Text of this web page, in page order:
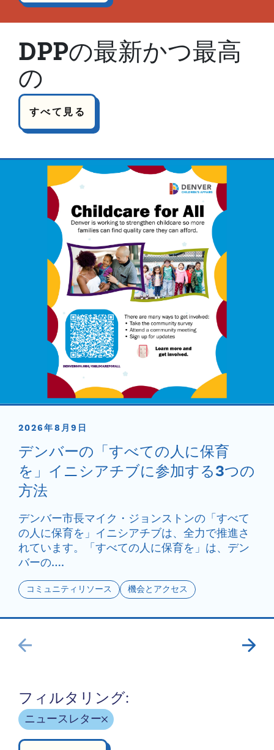
DPPの最新かつ最高
の
すべて見る
2026年8月9日
デンバーの「すべての人に保育
を」イニシアチブに参加する3つの
方法
デンバー市長マイク・ジョンストンの「すべて
の人に保育を」イニシアチブは、全力で推進さ
れています。「すべての人に保育を」は、デン
バーの….
コミュニティリソース 機会とアクセス
フィルタリング:
ニュースレター